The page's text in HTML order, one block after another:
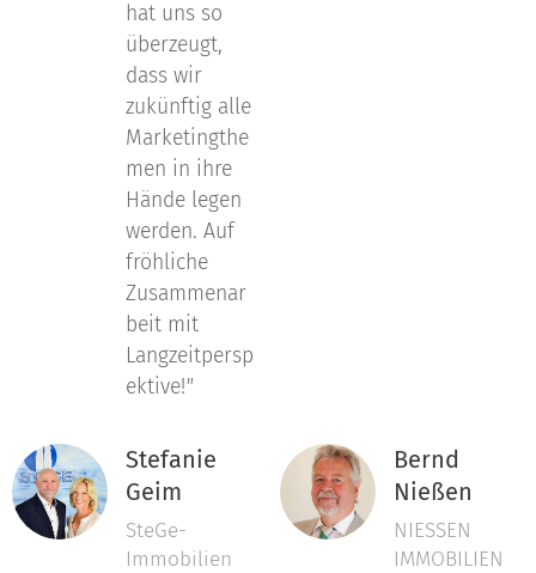
hat uns so
überzeugt,
dass wir
zukünftig alle
Marketingthe
men in ihre
Hände legen
werden. Auf
fröhliche
Zusammenar
beit mit
Langzeitpersp
ektive!"
Stefanie
Geim
SteGe-
Immobilien
Bernd
Nießen
NIESSEN
IMMOBILIEN